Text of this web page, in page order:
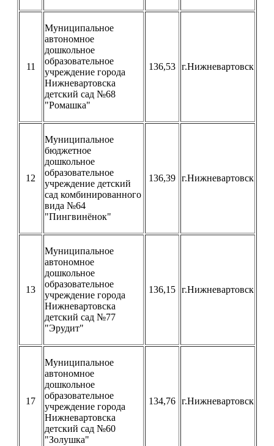
11
Муниципальное
автономное
дошкольное
образовательное
учреждение города
Нижневартовска
детский сад №68
"Ромашка"
136,53 г.Нижневартовск
12
Муниципальное
бюджетное
дошкольное
образовательное
учреждение детский
сад комбинированного
вида №64
"Пингвинёнок"
136,39 г.Нижневартовск
13
Муниципальное
автономное
дошкольное
образовательное
учреждение города
Нижневартовска
детский сад №77
"Эрудит"
136,15 г.Нижневартовск
17
Муниципальное
автономное
дошкольное
образовательное
учреждение города
Нижневартовска
детский сад №60
"Золушка"
134,76 г.Нижневартовск